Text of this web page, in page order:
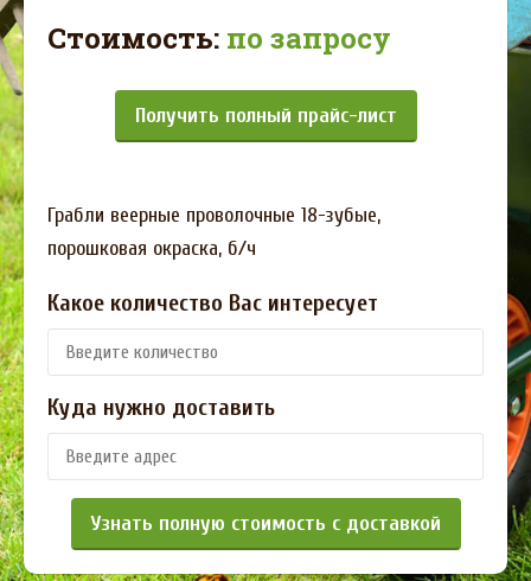
Стоимость: по запросу
Получить полный прайс-лист
Грабли веерные проволочные 18-зубые,
порошковая окраска, б/ч
Какое количество Вас интересует
Куда нужно доставить
Узнать полную стоимость с доставкой